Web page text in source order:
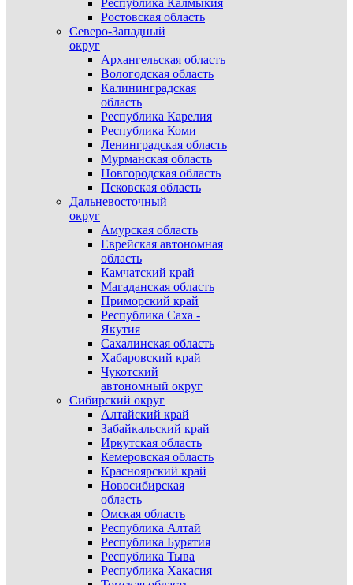
Республика Калмыкия
Ростовская область
Северо-Западный
округ
Архангельская область
Вологодская область
Калининградская
область
Республика Карелия
Республика Коми
Ленинградская область
Мурманская область
Новгородская область
Псковская область
Дальневосточный
округ
Амурская область
Еврейская автономная
область
Камчатский край
Магаданская область
Приморский край
Республика Саха -
Якутия
Сахалинская область
Хабаровский край
Чукотский
автономный округ
Сибирский округ
Алтайский край
Забайкальский край
Иркутская область
Кемеровская область
Красноярский край
Новосибирская
область
Омская область
Республика Алтай
Республика Бурятия
Республика Тыва
Республика Хакасия